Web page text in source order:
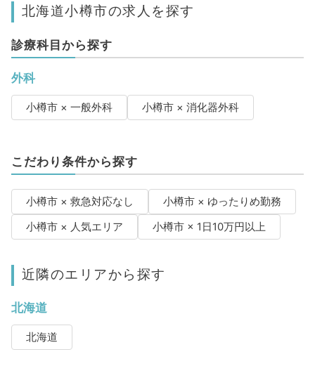
北海道小樽市の求人を探す
診療科目から探す
外科
小樽市 × 一般外科 小樽市 × 消化器外科
こだわり条件から探す
小樽市 × 救急対応なし
小樽市 × ゆったりめ勤務
小樽市 × 人気エリア
小樽市 × 1日10万円以上
近隣のエリアから探す
北海道
北海道